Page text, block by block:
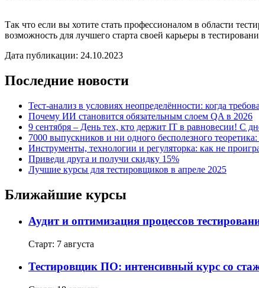
Так что если вы хотите стать профессионалом в области
возможность для лучшего старта своей карьеры в
Дата публикации: 24.10.2023
Последние новости
Тест-анализ в условиях неопределённости: когда
Почему ИИ становится обязательным слоем QA в 2026
9 сентября – День тех, кто держит IT в равновесии! С
7000 выпускников и ни одного бесполезного
Инструменты, технологии и регуляторка: как не
Приведи друга и получи скидку 15%
Лучшие курсы для тестировщиков в апреле 2025
Ближайшие курсы
Аудит и оптимизация процессов
Старт: 7 августа
Тестировщик ПО: интенсивный курс со